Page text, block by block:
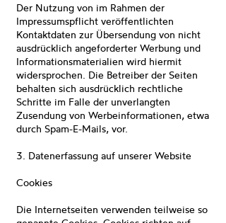
Der Nutzung von im Rahmen der
Impressumspflicht veröffentlichten
Kontaktdaten zur Übersendung von nicht
ausdrücklich angeforderter Werbung und
Informationsmaterialien wird hiermit
widersprochen. Die Betreiber der Seiten
behalten sich ausdrücklich rechtliche
Schritte im Falle der unverlangten
Zusendung von Werbeinformationen, etwa
durch Spam-E-Mails, vor.
3. Datenerfassung auf unserer Website
Cookies
Die Internetseiten verwenden teilweise so